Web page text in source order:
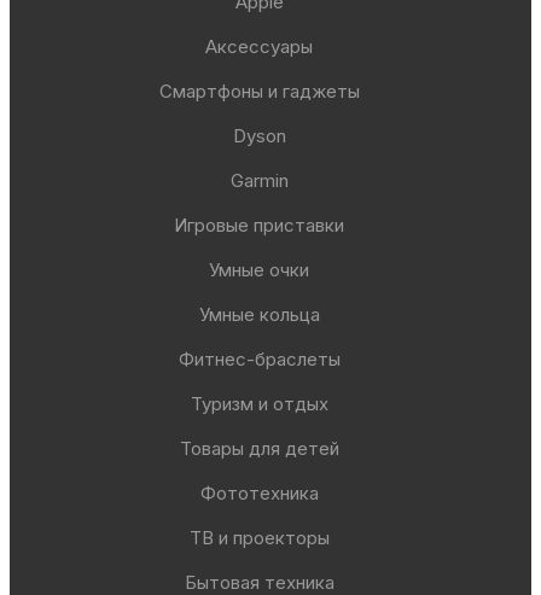
Аксессуары
Смартфоны и гаджеты
Dyson
Garmin
Игровые приставки
Умные очки
Умные кольца
Фитнес-браслеты
Туризм и отдых
Товары для детей
Фототехника
ТВ и проекторы
Бытовая техника